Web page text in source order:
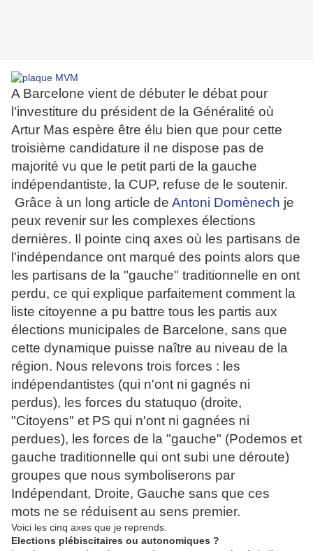
A Barcelone vient de débuter le débat pour
l'investiture du président de la Généralité où
Artur Mas espère être élu bien que pour cette
troisième candidature il ne dispose pas de
majorité vu que le petit parti de la gauche
indépendantiste, la CUP, refuse de le soutenir.
Grâce à un long article de Antoni Domènech je
peux revenir sur les complexes élections
dernières. Il pointe cinq axes où les partisans de
l'indépendance ont marqué des points alors que
les partisans de la "gauche" traditionnelle en ont
perdu, ce qui explique parfaitement comment la
liste citoyenne a pu battre tous les partis aux
élections municipales de Barcelone, sans que
cette dynamique puisse naître au niveau de la
région. Nous relevons trois forces : les
indépendantistes (qui n'ont ni gagnés ni
perdus), les forces du statuquo (droite,
"Citoyens" et PS qui n'ont ni gagnées ni
perdues), les forces de la "gauche" (Podemos et
gauche traditionnelle qui ont subi une déroute)
groupes que nous symboliserons par
Indépendant, Droite, Gauche sans que ces
mots ne se réduisent au sens premier.
Voici les cinq axes que je reprends.
Elections plébiscitaires ou autonomiques ?